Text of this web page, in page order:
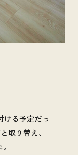
ける予定だっ
取り替え、